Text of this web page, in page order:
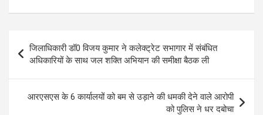
ce
b
o
o
k
tt
er
at
s
A
p
p
ar
Post
navigation
जिलाधिकारी डॉ0 विजय कुमार ने कलेक्ट्रेट सभागार में संबंधित
अधिकारियों के साथ जल शक्ति अभियान की समीक्षा बैठक ली
आरएसएस के 6 कार्यालयों को बम से उड़ाने की धमकी देने वाले आरोपी
को पुलिस ने धर दबोचा